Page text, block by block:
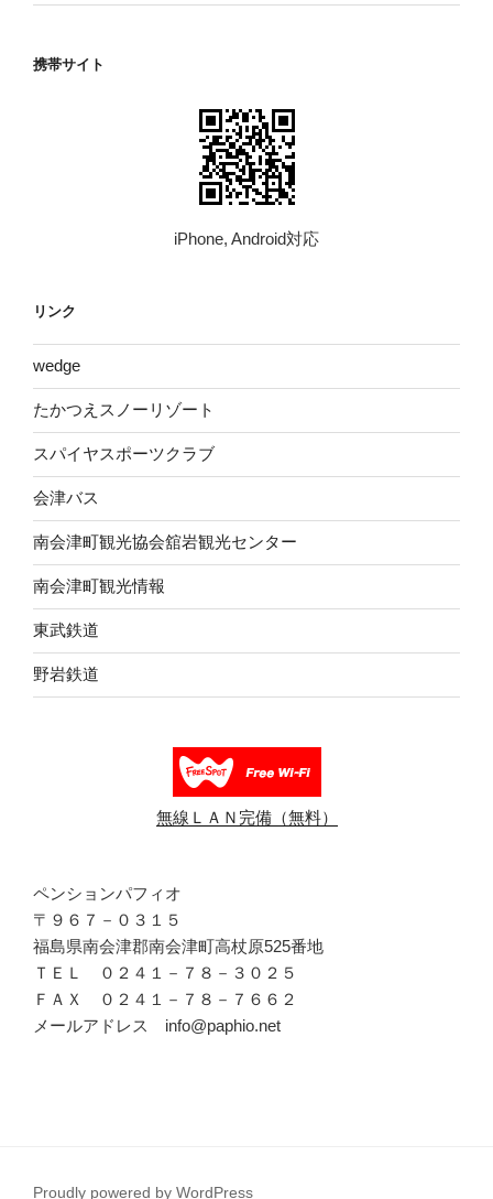
携帯サイト
iPhone, Android対応
リンク
wed​ge
たかつえスノーリゾート
スパイヤスポーツクラブ
会津バス
南会津町観光協会舘岩観光センター
南会津町観光情報
東武鉄道
野岩鉄道
無線ＬＡＮ完備（無料）
ペンションパフィオ
〒９６７－０３１５
福島県南会津郡南会津町高杖原525番地
ＴＥＬ ０２４１－７８－３０２５
ＦＡＸ ０２４１－７８－７６６２
メールアドレス info@paphio.net
Proudly powered by WordPress